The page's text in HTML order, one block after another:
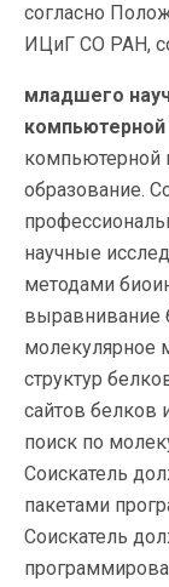
согласно
ИЦиГ СО РАН,
младшего
образование.
научные
методами
выравнивание
молекулярное
структур
сайтов белков
поиск по
Соискатель
пакетами
Соискатель